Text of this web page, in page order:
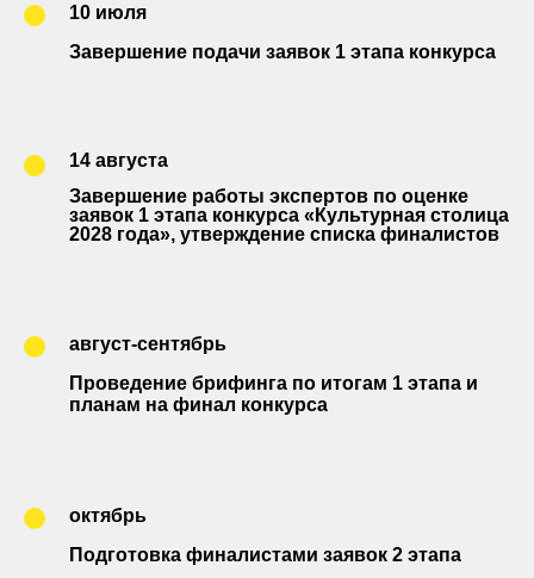
10 июля
Завершение подачи заявок 1 этапа конкурса
14 августа
Завершение работы экспертов по оценке
заявок 1 этапа конкурса «Культурная столица
2028 года», утверждение списка финалистов
август-сентябрь
Проведение брифинга по итогам 1 этапа и
планам на финал конкурса
октябрь
Подготовка финалистами заявок 2 этапа